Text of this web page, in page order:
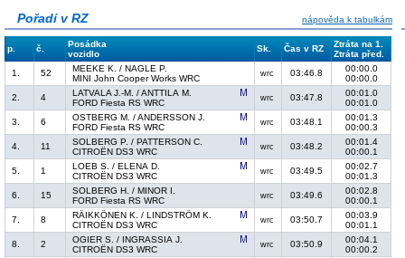
Pořadí v RZ nápověda k tabulkám
p. č.
Posádka
vozidlo
Sk. Čas v RZ
Ztráta na 1.
Ztráta před.
1.
52
MEEKE K. / NAGLE P.
MINI John Cooper Works WRC
wrc 03:46.8
00:00.0
00:00.0
2.
4
LATVALA J.-M. / ANTTILA M.
FORD Fiesta RS WRC
wrc 03:47.8
00:01.0
00:01.0
3.
6
OSTBERG M. / ANDERSSON J.
FORD Fiesta RS WRC
wrc 03:48.1
00:01.3
00:00.3
4.
11
SOLBERG P. / PATTERSON C.
CITROËN DS3 WRC
wrc 03:48.2
00:01.4
00:00.1
5.
1
LOEB S. / ELENA D.
CITROËN DS3 WRC
wrc 03:49.5
00:02.7
00:01.3
6.
15
SOLBERG H. / MINOR I.
FORD Fiesta RS WRC
wrc 03:49.6
00:02.8
00:00.1
7.
8
RÄIKKÖNEN K. / LINDSTRÖM K.
CITROËN DS3 WRC
wrc 03:50.7
00:03.9
00:01.1
8.
2
OGIER S. / INGRASSIA J.
CITROËN DS3 WRC
wrc 03:50.9
00:04.1
00:00.2